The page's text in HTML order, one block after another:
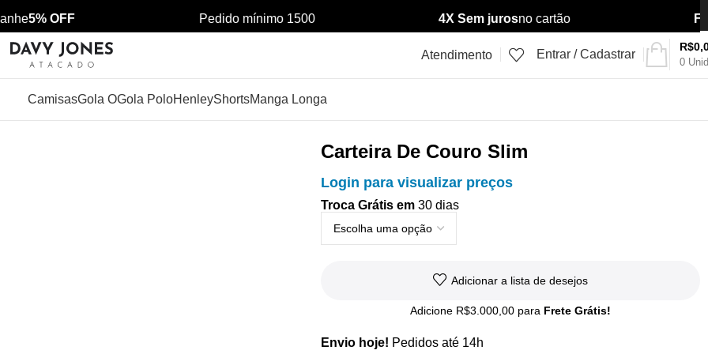
5% OFF Pedido mínimo 1500 4X Sem jurosno cartão
Atendimento Entrar / Cadastrar
0 Unid
R$
CamisasGola OGola PoloHenleyShortsManga Longa
Carteira De Couro Slim
Login para visualizar preços
Troca Grátis em 30 dias
Adicionar a lista de desejos
Adicione R$3.000,00 para Frete Grátis!
Envio hoje! Pedidos até 14h